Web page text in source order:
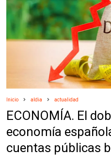
Inicio aldia actualidad
ECONOMÍA. El
economía
cuentas públicas